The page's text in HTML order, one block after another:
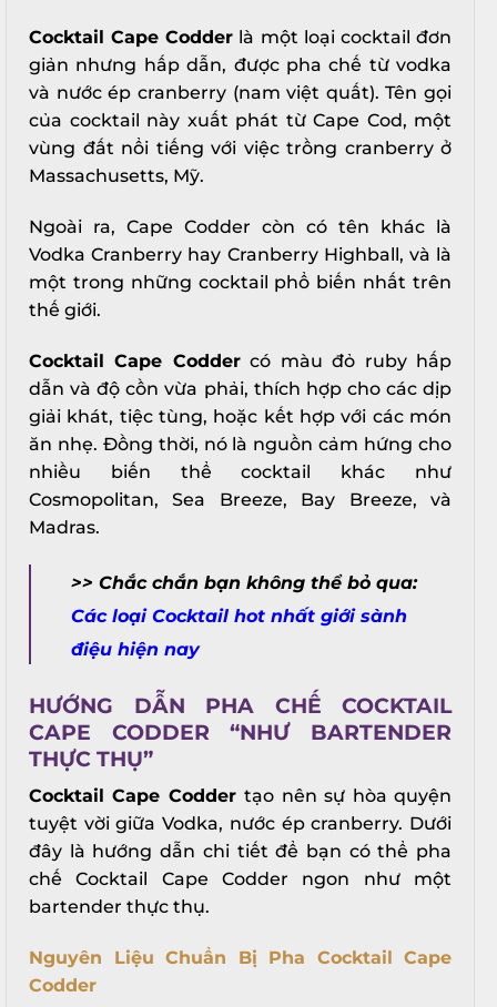
Cocktail Cape Codder là một loại cocktail đơn
giản nhưng hấp dẫn, được pha chế từ vodka
và nước ép cranberry (nam việt quất). Tên gọi
của cocktail này xuất phát từ Cape Cod, một
vùng đất nổi tiếng với việc trồng cranberry ở
Massachusetts, Mỹ.
Ngoài ra, Cape Codder còn có tên khác là
Vodka Cranberry hay Cranberry Highball, và là
một trong những cocktail phổ biến nhất trên
thế giới.
Cocktail Cape Coddercó màu đỏ ruby hấp
dẫn và độ cồn vừa phải, thích hợp cho các dịp
giải khát, tiệc tùng, hoặc kết hợp với các món
ăn nhẹ. Đồng thời, nó là nguồn cảm hứng cho
nhiều biến thể cocktail khác như
Cosmopolitan, Sea Breeze, Bay Breeze, và
Madras.
>> Chắc chắn bạn không thể bỏ qua:
Các loại Cocktail hot nhất giới sành
điệu hiện nay
HƯỚNG DẪN PHA CHẾ COCKTAIL
CAPE CODDER “NHƯ BARTENDER
THỰC THỤ”
Cocktail Cape Coddertạo nên sự hòa quyện
tuyệt vời giữa Vodka, nước ép cranberry. Dưới
đây là hướng dẫn chi tiết để bạn có thể pha
chế Cocktail Cape Codder ngon như một
bartender thực thụ.
Nguyên Liệu Chuẩn Bị Pha Cocktail Cape
Codder